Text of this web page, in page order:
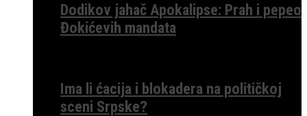
Dodikov jahač Apokalipse: Prah i pepeo
Đokićevih mandata
Ima li ćacija i blokadera na političkoj
sceni Srpske?